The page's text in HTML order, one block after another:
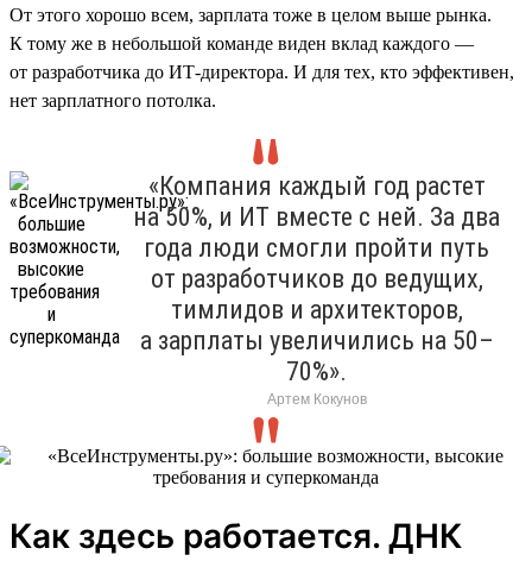
От этого хорошо всем, зарплата тоже в целом выше рынка.
К тому же в небольшой команде виден вклад каждого —
от разработчика до ИТ-директора. И для тех, кто эффективен,
нет зарплатного потолка.
«Компания каждый год растет
на 50%, и ИТ вместе с ней. За два
года люди смогли пройти путь
от разработчиков до ведущих,
тимлидов и архитекторов,
а зарплаты увеличились на 50–
70%».
Артем Кокунов
Как здесь работается. ДНК